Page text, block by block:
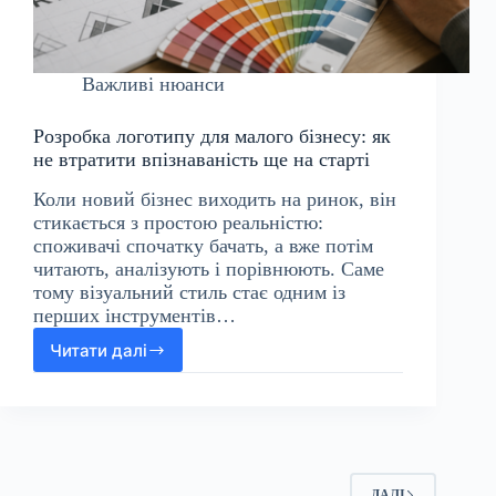
Важливі нюанси
Розробка логотипу для малого бізнесу: як
не втратити впізнаваність ще на старті
Коли новий бізнес виходить на ринок, він
стикається з простою реальністю:
споживачі спочатку бачать, а вже потім
читають, аналізують і порівнюють. Саме
тому візуальний стиль стає одним із
перших інструментів…
Читати далі
Розробка
логотипу